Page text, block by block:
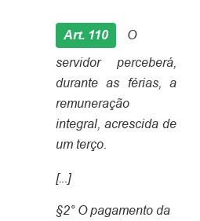
Art. 110 O
servidor perceberá,
durante as férias, a
remuneração
integral, acrescida de
um terço.
[...]
§2° O pagamento da